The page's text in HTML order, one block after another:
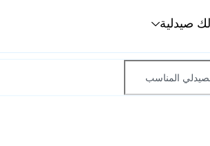
صيدلية